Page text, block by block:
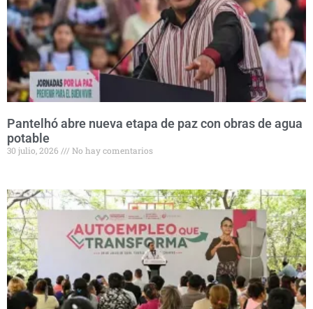
Pantelhó abre nueva etapa de paz con obras de agua
potable
30 julio, 2026 No hay comentarios